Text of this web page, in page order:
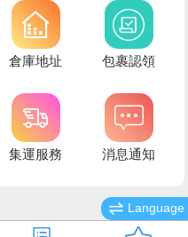
倉庫地址 包裹認領
集運服務 消息通知
Language